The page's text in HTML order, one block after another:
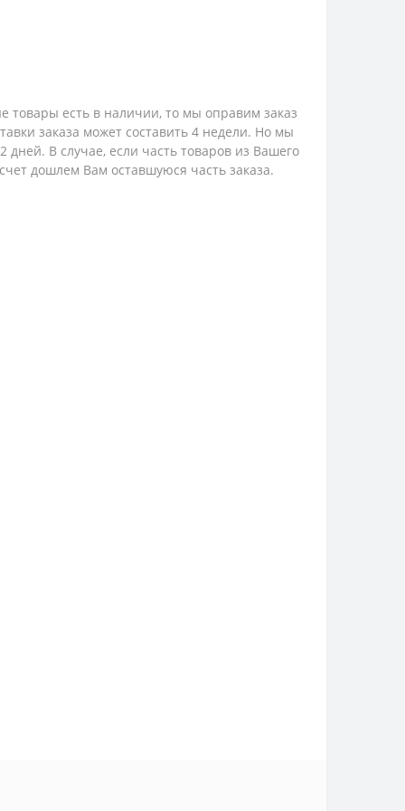
товары есть в наличии, то мы оправим заказ
заказа может составить 4 недели. Но мы
дней. В случае, если часть товаров из Вашего
дошлем Вам оставшуюся часть заказа.